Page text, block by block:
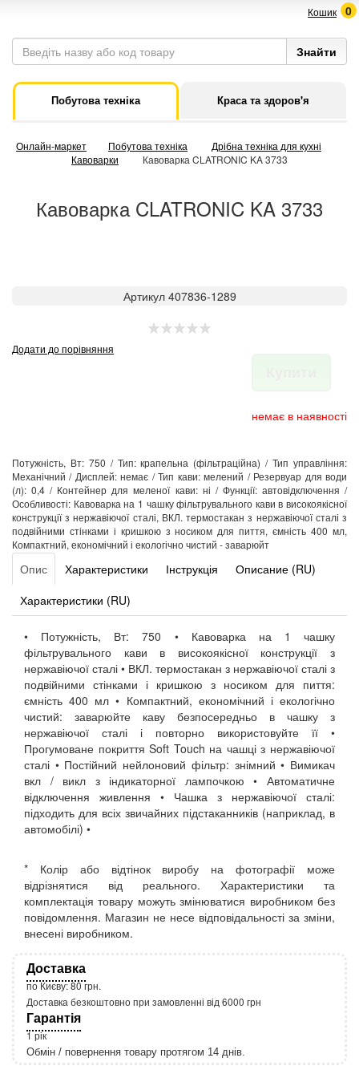
Кошик 0
Побутова техніка Краса та здоров'я
Онлайн-маркет Побутова техніка
Дрібна техніка для кухні
Кавоварки
Кавоварка CLATRONIC KA 3733
Кавоварка CLATRONIC KA 3733
Артикул 407836-1289
Додати до порівняння
немає в наявності
Потужність, Вт: 750 / Тип: крапельна (фільтраційна) / Тип управління:
Механічний / Дисплей: немає / Тип кави: мелений / Резервуар для води
(л): 0,4 / Контейнер для меленої кави: ні / Функції: автовідключення /
Особливості: Кавоварка на 1 чашку фільтрувального кави в високоякісної
конструкції з нержавіючої сталі, ВКЛ. термостакан з нержавіючої сталі з
подвійними стінками і кришкою з носиком для пиття, ємність 400 мл,
Компактний, економічний і екологічно чистий - заварюйт
Опис Характеристики Інструкція
Описание (RU)
Характеристики (RU)
• Потужність, Вт: 750 • Кавоварка на 1 чашку
фільтрувального кави в високоякісної конструкції з
нержавіючої сталі • ВКЛ. термостакан з нержавіючої сталі з
подвійними стінками і кришкою з носиком для пиття:
ємність 400 мл • Компактний, економічний і екологічно
чистий: заварюйте каву безпосередньо в чашку з
нержавіючої сталі і повторно використовуйте її •
Прогумоване покриття Soft Touch на чашці з нержавіючої
сталі • Постійний нейлоновий фільтр: знімний • Вимикач
вкл / викл з індикаторної лампочкою • Автоматичне
відключення живлення • Чашка з нержавіючої сталі:
підходить для всіх звичайних підстаканників (наприклад, в
автомобілі) •
* Колір або відтінок виробу на фотографії може
відрізнятися від реального. Характеристики та
комплектація товару можуть змінюватися виробником без
повідомлення. Магазин не несе відповідальності за зміни,
внесені виробником.
Доставка
по Києву: 80 грн.
Доставка безкоштовно при замовленні від 6000 грн
Гарантія
1 рік
Обмін / повернення товару протягом 14 днів.